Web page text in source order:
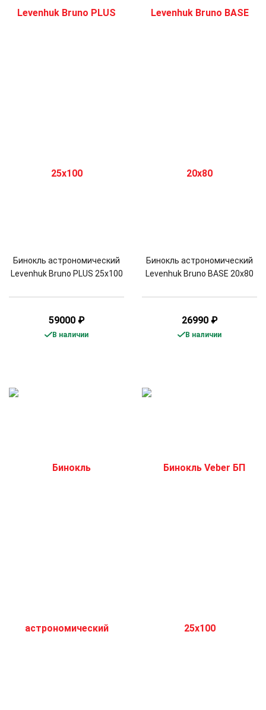
Бинокль астрономический
Levenhuk Bruno PLUS 25x100
59000 ₽
В наличии
Бинокль астрономический
Levenhuk Bruno BASE 20x80
26990 ₽
В наличии